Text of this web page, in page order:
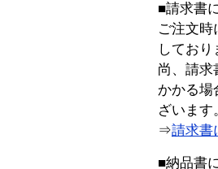
■請求書
ご注文
しており
尚、請求
かかる場
ざいます
⇒請求書
■納品書